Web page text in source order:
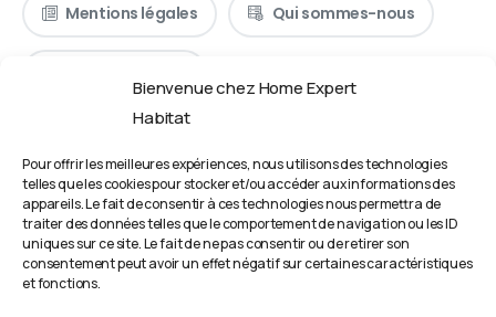
Bienvenue chez Home Expert
Habitat
Pour offrir les meilleures expériences, nous utilisons des technologies
telles que les cookies pour stocker et/ou accéder aux informations des
appareils. Le fait de consentir à ces technologies nous permettra de
traiter des données telles que le comportement de navigation ou les ID
uniques sur ce site. Le fait de ne pas consentir ou de retirer son
consentement peut avoir un effet négatif sur certaines caractéristiques
et fonctions.
Mentions légales Qui sommes-nous
Informations complémentaires
Du Lundi au Vendredi de 09h00 à 17h00
4 Rue Suchet, 94700 Maisons-Alfort, France